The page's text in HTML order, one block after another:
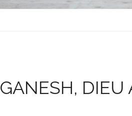
GANESH, DIEU